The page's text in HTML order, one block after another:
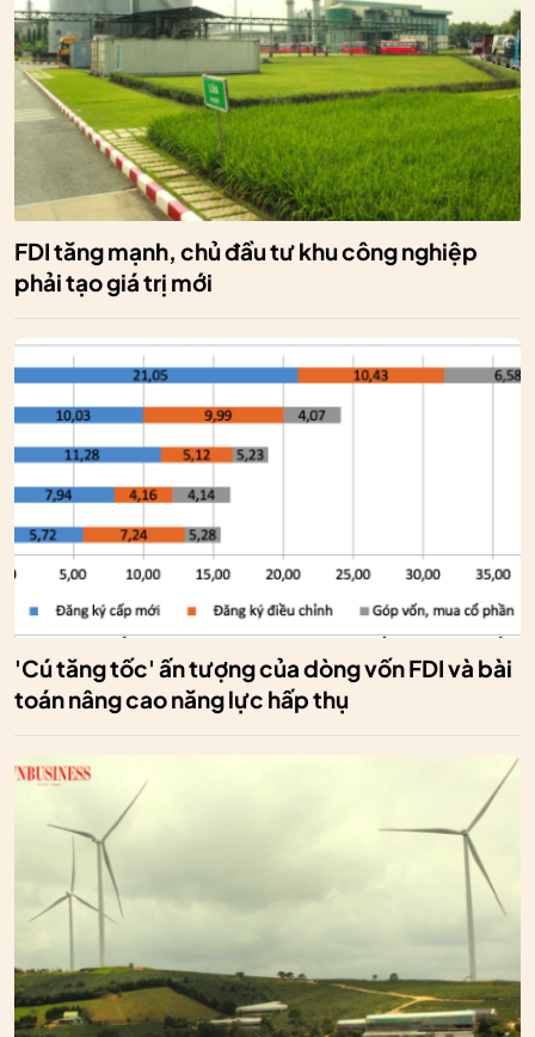
FDI tăng mạnh, chủ đầu tư khu công nghiệp
phải tạo giá trị mới
'Cú tăng tốc' ấn tượng của dòng vốn FDI và bài
toán nâng cao năng lực hấp thụ